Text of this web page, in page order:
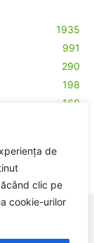
de
clic pe
cookie-urilor
1935
991
290
198
160